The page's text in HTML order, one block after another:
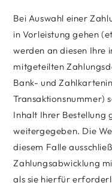
Bei Auswahl einer
in Vorleistung gehen
werden an diesen Ihre
mitgeteilten
Bank- und
Transaktionsnummer)
Inhalt Ihrer Bestellung
weitergegeben. Die
diesem Falle
Zahlungsabwicklung
als sie hierfür